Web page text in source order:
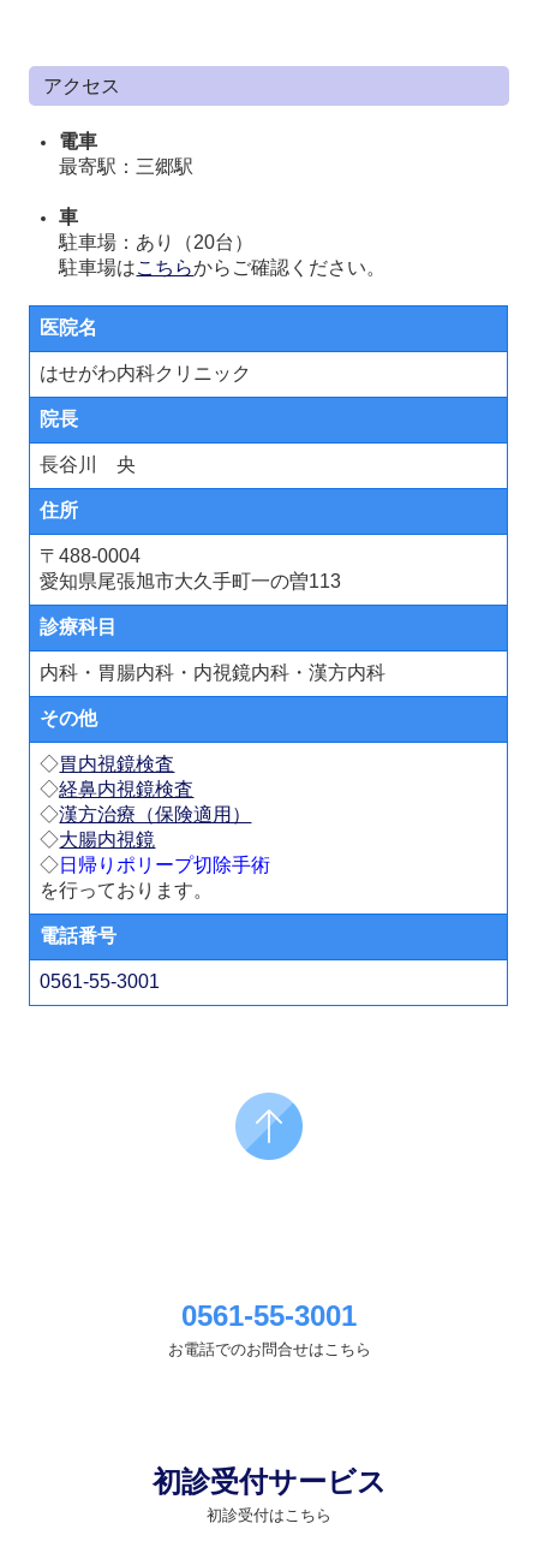
アクセス
電車
最寄駅： 三郷駅
車
駐車場：あり（20台）
駐車場はこちらからご確認ください。
医院名
はせがわ内科クリニック
院長
長谷川 央
住所
〒488-0004
愛知県尾張旭市大久手町一の曽113
診療科目
内科・胃腸内科・内視鏡内科・漢方内科
その他
◇胃内視鏡検査
◇経鼻内視鏡検査
◇漢方治療（保険適用）
◇大腸内視鏡
◇日帰りポリープ切除手術
を行っております。
電話番号
0561-55-3001
0561-55-3001
お電話でのお問合せはこちら
初診受付サービス
初診受付はこちら